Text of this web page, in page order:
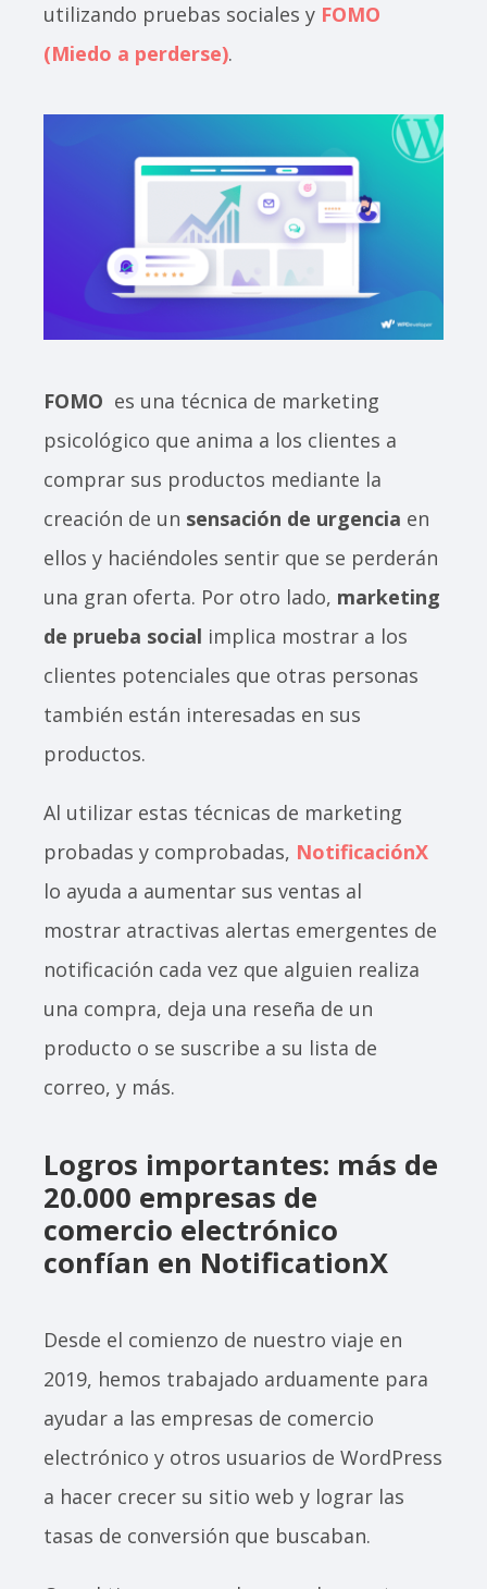
utilizando pruebas sociales y FOMO
(Miedo a perderse).
FOMO es una técnica de marketing
psicológico que anima a los clientes a
comprar sus productos mediante la
creación de un sensación de urgencia en
ellos y haciéndoles sentir que se perderán
una gran oferta. Por otro lado, marketing
de prueba social implica mostrar a los
clientes potenciales que otras personas
también están interesadas en sus
productos.
Al utilizar estas técnicas de marketing
probadas y comprobadas, NotificaciónX
lo ayuda a aumentar sus ventas al
mostrar atractivas alertas emergentes de
notificación cada vez que alguien realiza
una compra, deja una reseña de un
producto o se suscribe a su lista de
correo, y más.
Logros importantes: más de
20.000 empresas de
comercio electrónico
confían en NotificationX
Desde el comienzo de nuestro viaje en
2019, hemos trabajado arduamente para
ayudar a las empresas de comercio
electrónico y otros usuarios de WordPress
a hacer crecer su sitio web y lograr las
tasas de conversión que buscaban.